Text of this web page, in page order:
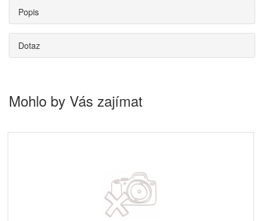
Popis
Dotaz
Mohlo by Vás zajímat